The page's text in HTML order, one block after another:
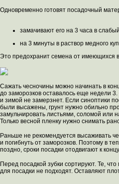
Одновременно готовят посадочный
замачивают его на 3 часа в
на 3 минуты в раствор медного
Это предохранит семена от имеющихся в
Сажать чесночины можно начинать в
до заморозков оставалось еще недели
и зимой не замерзнет. Если синоптики
были высажены, грунт нужно обильно
замульчировать листьями, соломой или
Только весной пленку нужно снимать
Раньше не рекомендуется высаживать
и погибнуть от заморозков. Поэтому в
поздно, сроки посадки отодвигают к
Перед посадкой зубки сортируют. Те,
для посадки не подходят. Оставляют